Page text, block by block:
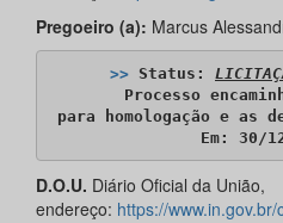
Pregoeiro (a): Marcus
>> Status:
Processo
para homologação e as
​Em: 30/
D.O.U. Diário Oficial da União,
endereço: https://